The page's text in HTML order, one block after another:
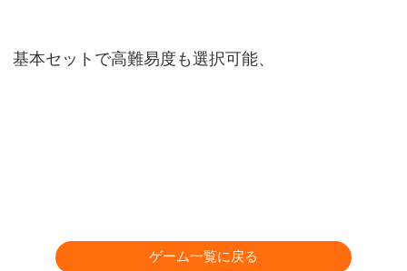
基本セットで高難易度も選択可能、
ゲーム一覧に戻る